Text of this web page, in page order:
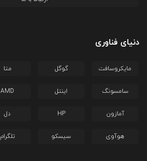
دنیای فناوری
مایکروسافت گوگل متا
سامسونگ اینتل AMD
آمازون HP دل
هوآوی سیسکو تلگرام